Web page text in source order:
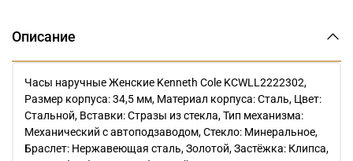
Описание
Часы наручные Женские Kenneth Cole KCWLL2222302,
Размер корпуса: 34,5 мм, Материал корпуса: Сталь, Цвет:
Стальной, Вставки: Стразы из стекла, Тип механизма:
Механический с автоподзаводом, Стекло: Минеральное,
Браслет: Нержавеющая сталь, Золотой, Застёжка: Клипса,